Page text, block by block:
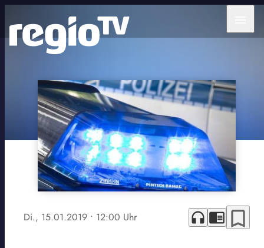
Di., 15.01.2019 • 12:00 Uhr headphones chrome_reader_mode bookmark_border